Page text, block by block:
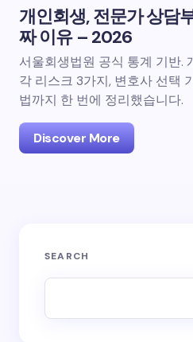
개인회생, 전문가 상담
짜 이유 – 2026
서울회생법원 공식 통계 기반.
각 리스크 3가지, 변호사 선택
법까지 한 번에 정리했습니다.
Discover More
SEARCH